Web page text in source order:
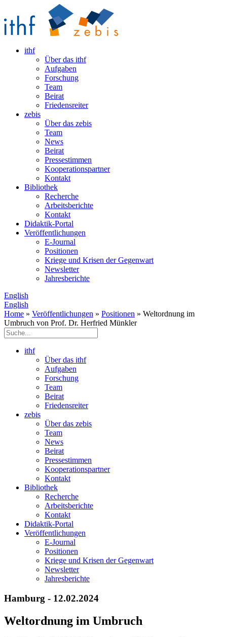
ithf
Über das ithf
Aufgaben
Forschung
Team
Beirat
Friedensreiter
zebis
Über das zebis
Team
News
Beirat
Pressestimmen
Kooperationspartner
Kontakt
Bibliothek
Recherche
Arbeitsberichte
Kontakt
Didaktik-Portal
Veröffentlichungen
E­-Journal
Positionen
Kriege und Krisen der Gegenwart
Newsletter
Jahresberichte
English
English
Home » Veröffentlichungen » Positionen » Weltordnung im
Umbruch von Prof. Dr. Herfried Münkler
ithf
Über das ithf
Aufgaben
Forschung
Team
Beirat
Friedensreiter
zebis
Über das zebis
Team
News
Beirat
Pressestimmen
Kooperationspartner
Kontakt
Bibliothek
Recherche
Arbeitsberichte
Kontakt
Didaktik-Portal
Veröffentlichungen
E­-Journal
Positionen
Kriege und Krisen der Gegenwart
Newsletter
Jahresberichte
Hamburg - 12.02.2024
Weltordnung im Umbruch